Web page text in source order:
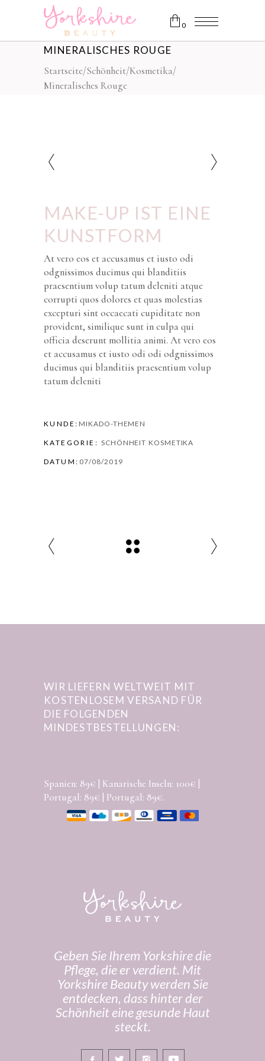
0
Es befinden sich keine Produkte
im Warenkorb.
MINERALISCHES ROUGE
Startseite/Schönheit/Kosmetika/
Mineralisches Rouge
MAKE-UP IST EINE
KUNSTFORM
At vero eos et accusamus et iusto odi
odgnissimos ducimus qui blanditiis
praesentium volup tatum deleniti atque
corrupti quos dolores et quas molestias
excepturi sint occaecati cupiditate non
provident, similique sunt in culpa qui
officia deserunt mollitia animi. At vero eos
et accusamus et iusto odi odi odgnissimos
ducimus qui blanditiis praesentium volup
tatum deleniti
KUNDE: MIKADO-THEMEN
KATEGORIE: SCHÖNHEIT KOSMETIKA
DATUM: 07/08/2019
WIR LIEFERN WELTWEIT MIT
KOSTENLOSEM VERSAND FÜR
DIE FOLGENDEN
MINDESTBESTELLUNGEN:
Spanien: 89€ | Kanarische Inseln: 100€ |
Portugal: 89€ | Portugal: 89€.
Geben Sie Ihrem Yorkshire die
Pflege, die er verdient. Mit
Yorkshire Beauty werden Sie
entdecken, dass hinter der
Schönheit eine gesunde Haut
steckt.